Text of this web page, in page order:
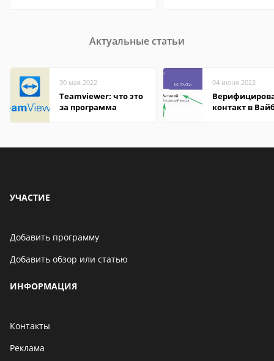
Актуальные статьи
30 мая 2022
Teamviewer: что это
за программа
04 июня 2022
контакт в
УЧАСТИЕ
Добавить программу
Добавить обзор или статью
ИНФОРМАЦИЯ
Контакты
Реклама